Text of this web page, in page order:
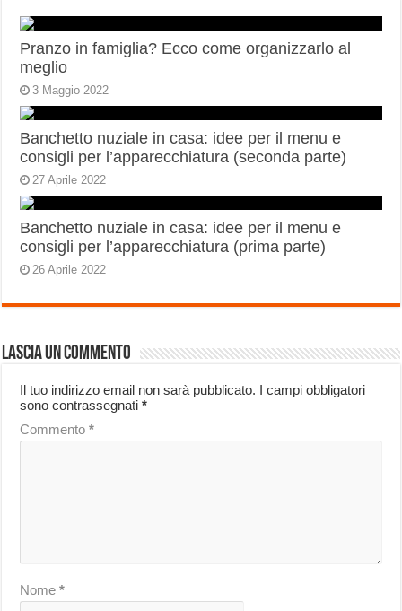
Pranzo in famiglia? Ecco come organizzarlo al
meglio
3 Maggio 2022
Banchetto nuziale in casa: idee per il menu e
consigli per l’apparecchiatura (seconda parte)
27 Aprile 2022
Banchetto nuziale in casa: idee per il menu e
consigli per l’apparecchiatura (prima parte)
26 Aprile 2022
Lascia un commento
Il tuo indirizzo email non sarà pubblicato. I campi obbligatori
sono contrassegnati*
Commento*
Nome*